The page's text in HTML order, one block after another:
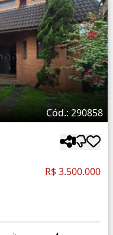
Cód.: 290858
R$ 3.500.000